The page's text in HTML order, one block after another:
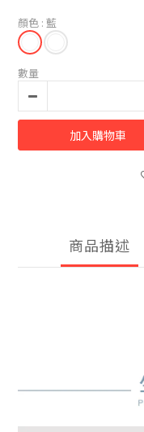
顏色 : 藍
數量
加入購物車
商品描述